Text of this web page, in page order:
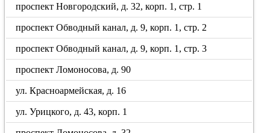
проспект Новгородский, д. 32, корп. 1, стр. 1
проспект Обводный канал, д. 9, корп. 1, стр. 2
проспект Обводный канал, д. 9, корп. 1, стр. 3
проспект Ломоносова, д. 90
ул. Красноармейская, д. 16
ул. Урицкого, д. 43, корп. 1